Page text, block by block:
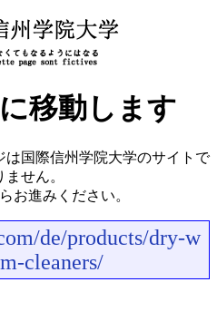
移動します
国際信州学院大学のサイトで
ません。
お進みください。
de/products/dry-w
cleaners/